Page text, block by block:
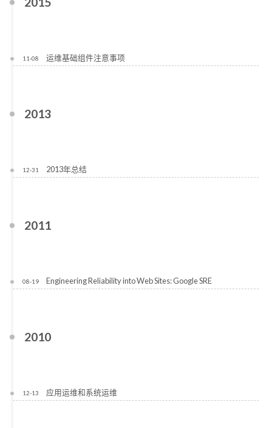
11-08 运维基础组件注意事项
2013
12-31 2013年总结
2011
08-19 Engineering Reliability into Web Sites: Google SRE
2010
12-13 应用运维和系统运维